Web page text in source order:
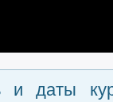
и даты